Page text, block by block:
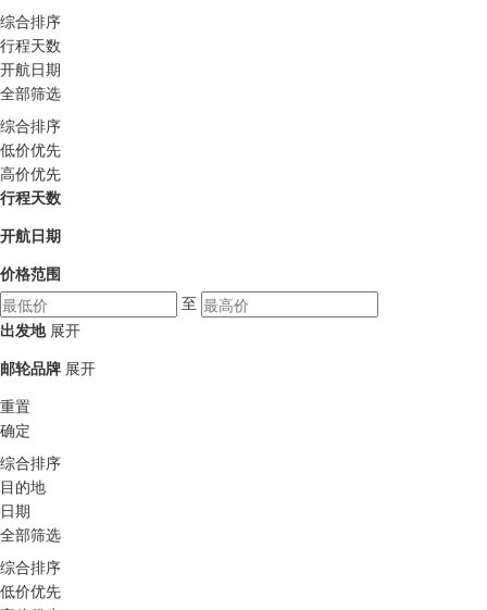
综合排序
行程天数
开航日期
全部筛选
综合排序
低价优先
高价优先
行程天数
开航日期
价格范围
至
出发地 展开
邮轮品牌 展开
重置
确定
综合排序
目的地
日期
全部筛选
综合排序
低价优先